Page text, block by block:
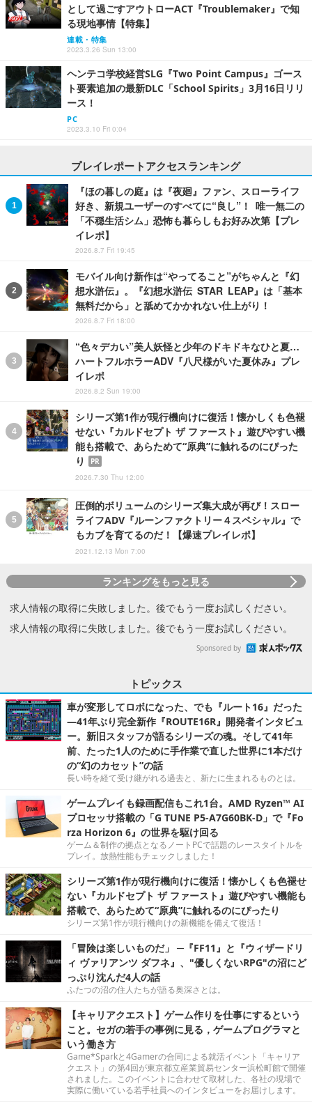
として過ごすアウトローACT『Troublemaker』で知
る現地事情【特集】
連載・特集
2023.3.26 Sun 13:00
ヘンテコ学校経営SLG『Two Point Campus』ゴース
ト要素追加の最新DLC「School Spirits」3月16日リリ
ース！
PC
2023.3.10 Fri 0:04
プレイレポートアクセスランキング
『ほの暮しの庭』は『夜廻』ファン、スローライフ
好き、新規ユーザーのすべてに“良し”！ 唯一無二の
「不穏生活シム」恐怖も暮らしもお好み次第【プレ
イレポ】
2026.8.7 Fri 19:45
モバイル向け新作は“やってること”がちゃんと『幻
想水滸伝』。『幻想水滸伝 STAR LEAP』は「基本
無料だから」と舐めてかかれない仕上がり！
2026.8.7 Fri 18:00
“色々デカい”美人妖怪と少年のドキドキなひと夏…
ハートフルホラーADV『八尺様がいた夏休み』プレ
イレポ
2026.8.2 Sun 19:00
シリーズ第1作が現行機向けに復活！懐かしくも色褪
せない『カルドセプト ザ ファースト』遊びやすい機
能も搭載で、あらためて“原典”に触れるのにぴった
り
PR
2026.7.30 Thu 12:00
圧倒的ボリュームのシリーズ集大成が再び！スロー
ライフADV『ルーンファクトリー４スペシャル』で
もカブを育てるのだ！【爆速プレイレポ】
2021.12.13 Mon 7:00
ランキングをもっと見る
求人情報の取得に失敗しました。後でもう一度お試しください。
求人情報の取得に失敗しました。後でもう一度お試しください。
Sponsored by
トピックス
車が変形してロボになった、でも『ルート16』だった
―41年ぶり完全新作『ROUTE16R』開発者インタビュ
ー。新旧スタッフが語るシリーズの魂。そして41年
前、たった1人のために手作業で直した世界に1本だけ
の“幻のカセット”の話
長い時を経て受け継がれる過去と、新たに生まれるものとは。
ゲームプレイも録画配信もこれ1台。AMD Ryzen™ AI
プロセッサ搭載の「G TUNE P5-A7G60BK-D」で『Fo
rza Horizon 6』の世界を駆け回る
ゲーム＆制作の拠点となるノートPCで話題のレースタイトルを
プレイ。放熱性能もチェックしました！
シリーズ第1作が現行機向けに復活！懐かしくも色褪せ
ない『カルドセプト ザ ファースト』遊びやすい機能も
搭載で、あらためて“原典”に触れるのにぴったり
シリーズ第1作が現行機向けの新機能を備えて復活！
「冒険は楽しいものだ」 ─『FF11』と『ウィザードリ
ィ ヴァリアンツ ダフネ』、"優しくないRPG"の沼にど
っぷり沈んだ4人の話
ふたつの沼の住人たちが語る奥深さとは。
【キャリアクエスト】ゲーム作りを仕事にするという
こと。セガの若手の事例に見る，ゲームプログラマと
いう働き方
Game*Sparkと4Gamerの合同による就活イベント「キャリア
クエスト」の第4回が東京都立産業貿易センター浜松町館で開催
されました。このイベントに合わせて取材した、各社の現場で
実際に働いている若手社員へのインタビューをお届けします。